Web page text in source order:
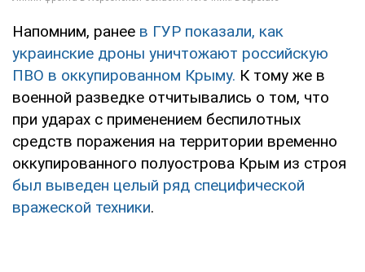
Напомним, ранее в ГУР показали, как
украинские дроны уничтожают российскую
ПВО в оккупированном Крыму. К тому же в
военной разведке отчитывались о том, что
при ударах с применением беспилотных
средств поражения на территории временно
оккупированного полуострова Крым из строя
был выведен целый ряд специфической
вражеской техники.